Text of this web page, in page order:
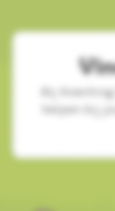
Bij
helpen bij